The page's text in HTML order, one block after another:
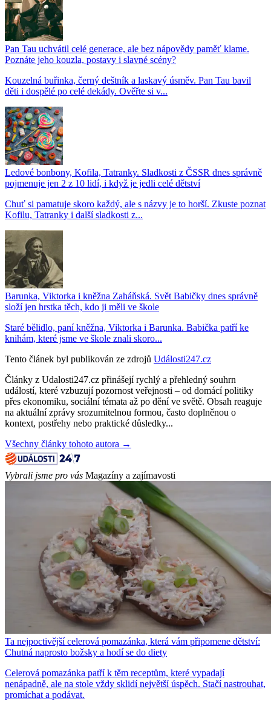
Pan Tau uchvátil celé generace, ale bez nápovědy paměť klame.
Poznáte jeho kouzla, postavy i slavné scény?
Kouzelná buřinka, černý deštník a laskavý úsměv. Pan Tau bavil
děti i dospělé po celé dekády. Ověřte si v...
Ledové bonbony, Kofila, Tatranky. Sladkosti z ČSSR dnes správně
pojmenuje jen 2 z 10 lidí, i když je jedli celé dětství
Chuť si pamatuje skoro každý, ale s názvy je to horší. Zkuste poznat
Kofilu, Tatranky i další sladkosti z...
Barunka, Viktorka i kněžna Zaháňská. Svět Babičky dnes správně
složí jen hrstka těch, kdo ji měli ve škole
Staré bělidlo, paní kněžna, Viktorka i Barunka. Babička patří ke
knihám, které jsme ve škole znali skoro...
Tento článek byl publikován ze zdrojů Události247.cz
Články z Udalosti247.cz přinášejí rychlý a přehledný souhrn
událostí, které vzbuzují pozornost veřejnosti – od domácí politiky
přes ekonomiku, sociální témata až po dění ve světě. Obsah reaguje
na aktuální zprávy srozumitelnou formou, často doplněnou o
kontext, postřehy nebo praktické důsledky...
Všechny články tohoto autora →
Vybrali jsme pro vás Magazíny a zajímavosti
Ta nejpoctivější celerová pomazánka, která vám připomene dětství:
Chutná naprosto božsky a hodí se do diety
Celerová pomazánka patří k těm receptům, které vypadají
nenápadně, ale na stole vždy sklidí největší úspěch. Stačí nastrouhat,
promíchat a podávat.